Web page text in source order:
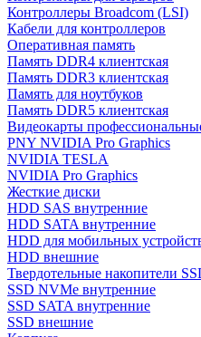
Контроллеры Broadcom (LSI)
Кабели для контроллеров
Оперативная память
Память DDR4 клиентская
Память DDR3 клиентская
Память для ноутбуков
Память DDR5 клиентская
Видеокарты
PNY NVIDIA Pro Graphics
NVIDIA TESLA
NVIDIA Pro Graphics
Жесткие диски
HDD SAS внутренние
HDD SATA внутренние
HDD для мобильных
HDD внешние
Твердотельные накопители
SSD NVMe внутренние
SSD SATA внутренние
SSD внешние